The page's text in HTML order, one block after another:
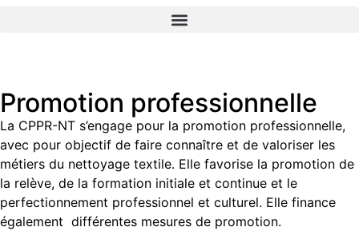
Promotion professionnelle
La CPPR-NT s’engage pour la promotion professionnelle,
avec pour objectif de faire connaître et de valoriser les
métiers du nettoyage textile. Elle favorise la promotion de
la relève, de la formation initiale et continue et le
perfectionnement professionnel et culturel. Elle finance
également différentes mesures de promotion.